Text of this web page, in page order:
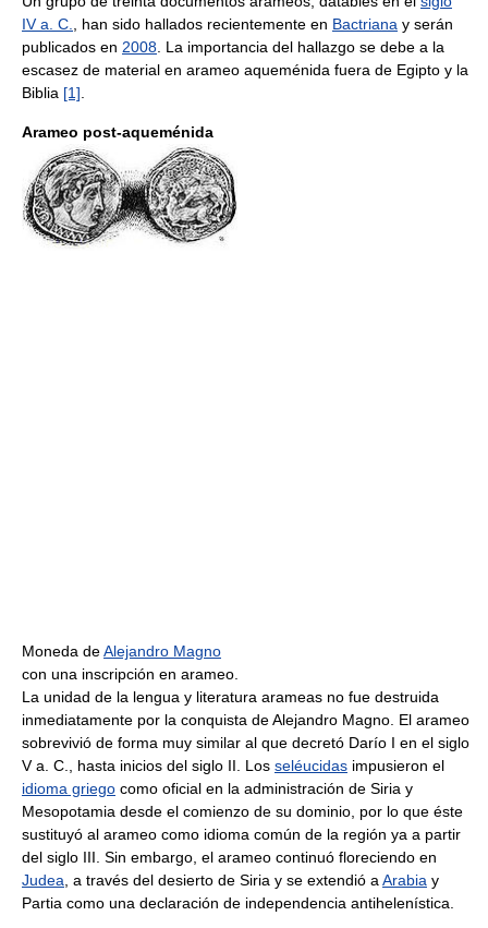
IV a. C.
, han sido hallados recientemente en Bactriana y serán
publicados en 2008 . La importancia del hallazgo se debe a la
escasez de material en arameo aqueménida fuera de Egipto y la
Biblia [1]
Arameo post-aqueménida
Moneda deAlejandro Magno
con una inscripción en arameo.
La unidad de la lengua y literatura arameas no fue destruida
inmediatamente por la conquista de Alejandro Magno. El arameo
sobrevivió de forma muy similar al que decretó Darío I en el siglo
V a. C., hasta inicios del siglo II. Los seléucidas impusieron el
idioma griego como oficial en la administración de Siria y
Mesopotamia desde el comienzo de su dominio, por lo que éste
sustituyó al arameo como idioma común de la región ya a partir
del siglo III. Sin embargo, el arameo continuó floreciendo en
Judea , a través del desierto de Siria y se extendió a Arabia y
Partia como una declaración de independencia antihelenística.